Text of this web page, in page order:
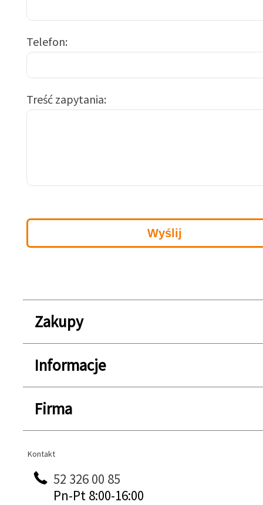
Telefon
Treść zapytania
Zakupy
Informacje
Firma
Kontakt
Kontakt
52 326 00 85
Pn-Pt 8:00-16:00